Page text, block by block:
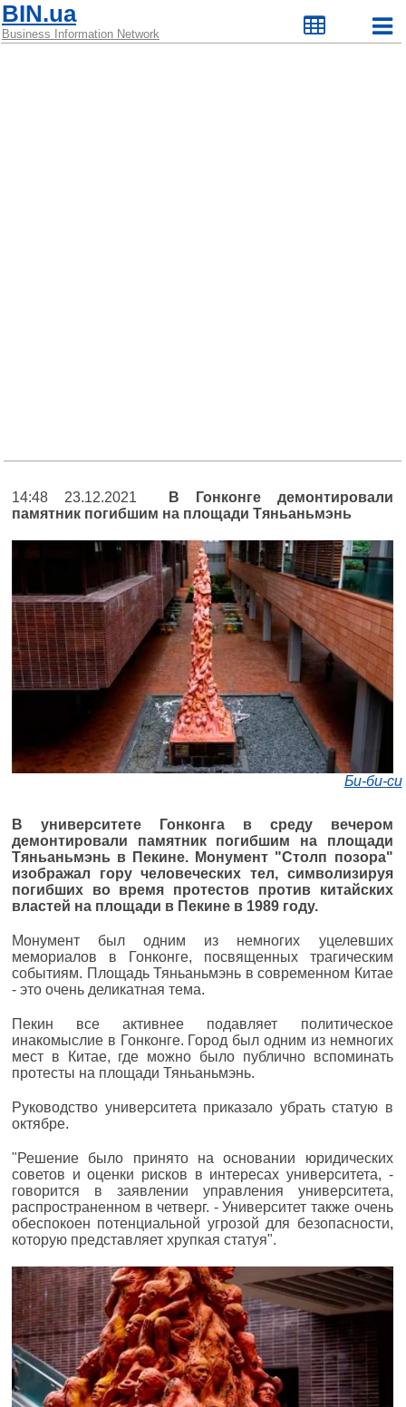
BIN.ua
Business Information Network
14:48 23.12.2021
В Гонконге демонтировали
памятник погибшим на площади Тяньаньмэнь
Би-би-си
В университете Гонконга в среду вечером
демонтировали памятник погибшим на площади
Тяньаньмэнь в Пекине. Монумент "Столп позора"
изображал гору человеческих тел, символизируя
погибших во время протестов против китайских
властей на площади в Пекине в 1989 году.
Монумент был одним из немногих уцелевших
мемориалов в Гонконге, посвященных трагическим
событиям. Площадь Тяньаньмэнь в современном Китае
- это очень деликатная тема.
Пекин все активнее подавляет политическое
инакомыслие в Гонконге. Город был одним из немногих
мест в Китае, где можно было публично вспоминать
протесты на площади Тяньаньмэнь.
Руководство университета приказало убрать статую в
октябре.
"Решение было принято на основании юридических
советов и оценки рисков в интересах университета, -
говорится в заявлении управления университета,
распространенном в четверг. - Университет также очень
обеспокоен потенциальной угрозой для безопасности,
которую представляет хрупкая статуя".